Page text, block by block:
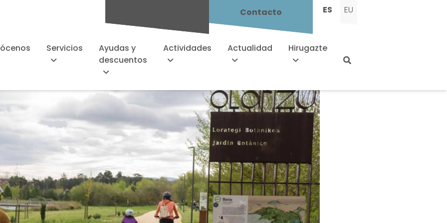
Contacto ES EU
Servicios
Ayudas y
descuentos
Actividades Actualidad Hirugazte